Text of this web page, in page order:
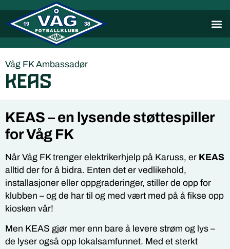
Våg FK Ambassadør
KEAS
KEAS – en lysende støttespiller
for Våg FK
Når Våg FK trenger elektrikerhjelp på Karuss, er KEAS
alltid der for å bidra. Enten det er vedlikehold,
installasjoner eller oppgraderinger, stiller de opp for
klubben – og de har til og med vært med på å fikse opp
kiosken vår!
Men KEAS gjør mer enn bare å levere strøm og lys –
de lyser også opp lokalsamfunnet. Med et sterkt